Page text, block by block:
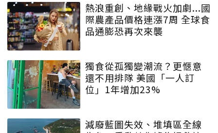
熱浪重創、地緣戰火加劇...國
際農產品價格連漲7周 全球食
品通膨恐再次來襲
獨食從孤獨變潮流？更愜意
還不用排隊 美國「一人訂
位」1年增加23%
減廢藍圖失效、堆填區全線